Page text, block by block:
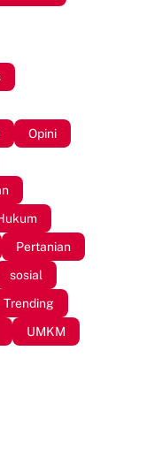
Opini
Pertanian
sosial
Trending
UMKM